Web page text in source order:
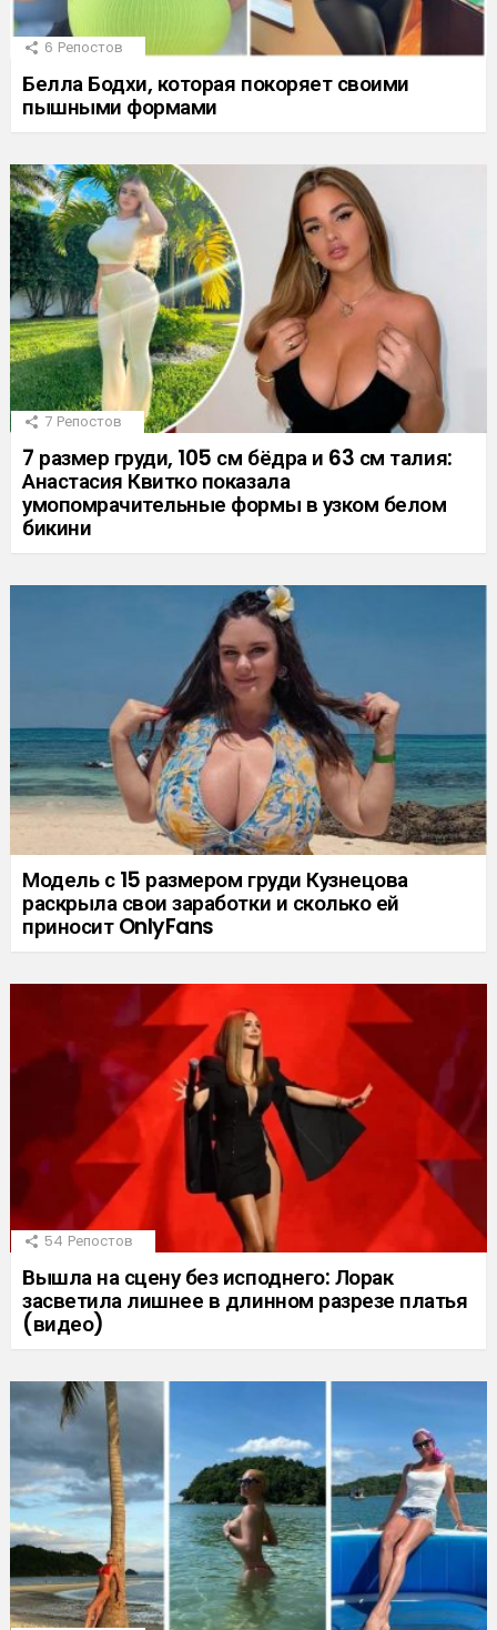
6 Репостов
Белла Бодхи, которая покоряет своими
пышными формами
7 Репостов
7 размер груди, 105 см бёдра и 63 см талия:
Анастасия Квитко показала
умопомрачительные формы в узком белом
бикини
Модель с 15 размером груди Кузнецова
раскрыла свои заработки и сколько ей
приносит OnlyFans
54 Репостов
Вышла на сцену без исподнего: Лорак
засветила лишнее в длинном разрезе платья
(видео)